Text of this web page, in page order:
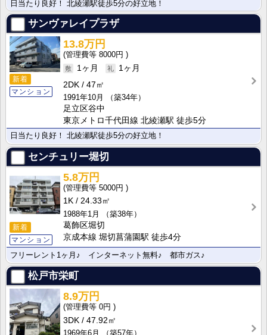
日当たり良好！ 北綾瀬駅徒歩5分の好立地！
サンヴァレイプラザ
新着
マンション
13.8万円
8000円
1ヶ月
1ヶ月
2DK
47㎡
1991年10月
（築34年）
足立区谷中
東京メトロ千代田線 北綾瀬駅 徒歩5分
日当たり良好！ 北綾瀬駅徒歩5分の好立地！
センチュリー堀切
新着
マンション
5.8万円
5000円
1K
24.33㎡
1988年1月
（築38年）
葛飾区堀切
京成本線 堀切菖蒲園駅 徒歩4分
フリーレント1ヶ月♪ インターネット無料♪ 都市ガス♪
松戸市栄町
8.9万円
0円
3DK
47.92㎡
1969年6月
（築57年）